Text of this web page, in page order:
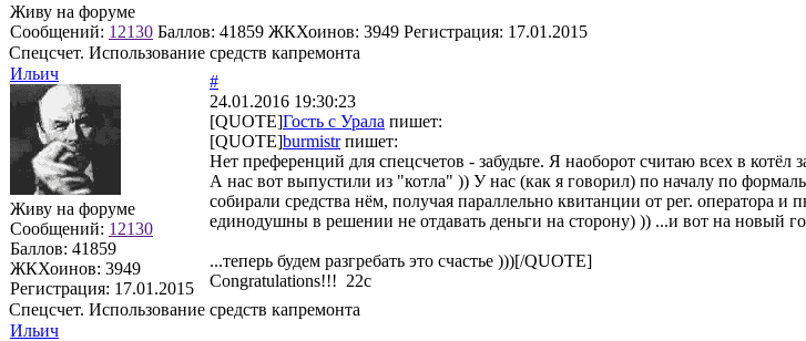
Живу на форуме
Сообщений: 12130 Баллов: 41859 ЖКХоинов: 3949 Регистрация: 17.01.2015
Спецсчет. Использование средств капремонта
Ильич
Живу на форуме
Сообщений: 12130
Баллов: 41859
ЖКХоинов: 3949
Регистрация: 17.01.2015
#
24.01.2016 19:30:23
[QUOTE]Гость с Урала пишет:
[QUOTE]burmistrпишет:
Нет преференций для спецсчетов - забудьте. Я наоборот считаю всех в котёл
А нас вот выпустили из "котла" )) У нас (как я говорил) по началу по
собирали средства нём, получая параллельно квитанции от рег. оператора
единодушны в решении не отдавать деньги на сторону) )) ...и вот на новый
...теперь будем разгребать это счастье )))[/QUOTE]
Congratulations!!! 22с
Спецсчет. Использование средств капремонта
Ильич